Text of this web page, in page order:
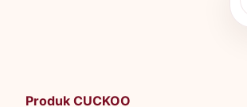
Produk CUCKOO